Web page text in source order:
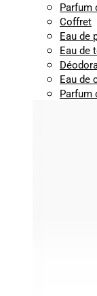
Parfum
Coffret
Eau de
Eau de
Eau de
Parfum